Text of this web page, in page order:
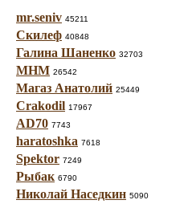
mr.seniv 45211
Скилеф 40848
Галина Шаненко 32703
МНМ 26542
Магаз Анатолий 25449
Crakodil 17967
AD70 7743
haratoshka 7618
Spektor 7249
Рыбак 6790
Николай Наседкин 5090